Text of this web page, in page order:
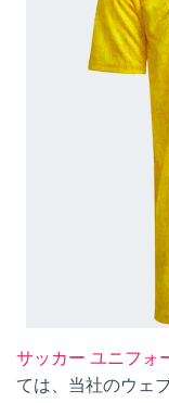
サッカー ユニフォ
ては、当社のウェ